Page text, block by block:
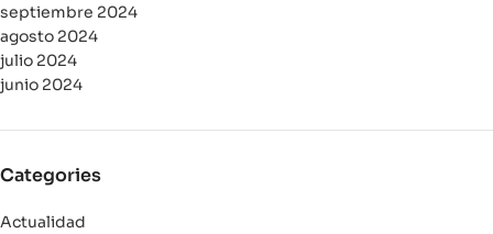
septiembre 2024
agosto 2024
julio 2024
junio 2024
Categories
Actualidad